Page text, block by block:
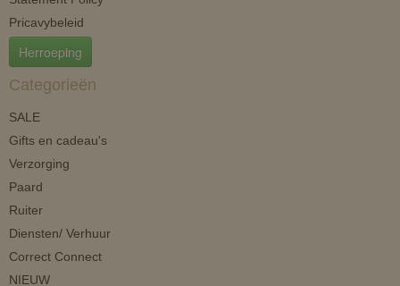
Pricavybeleid
Herroeping
Categorieën
SALE
Gifts en cadeau's
Verzorging
Paard
Ruiter
Diensten/ Verhuur
Correct Connect
NIEUW